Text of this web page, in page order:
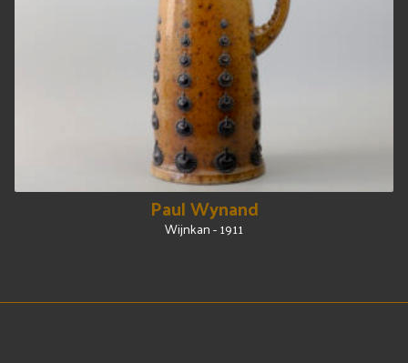
Paul Wynand
Wijnkan - 1911